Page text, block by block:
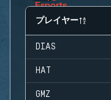
プレイヤー
DIAS
HAT
GMZ